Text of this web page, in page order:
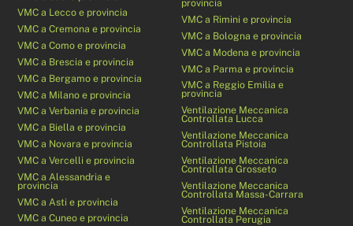
VMC a Lecco e provincia
VMC a Cremona e provincia
VMC a Como e provincia
VMC a Brescia e provincia
VMC a Bergamo e provincia
VMC a Milano e provincia
VMC a Verbania e provincia
VMC a Biella e provincia
VMC a Novara e provincia
VMC a Vercelli e provincia
VMC a Alessandria e
provincia
VMC a Asti e provincia
VMC a Cuneo e provincia
provincia
VMC a Rimini e provincia
VMC a Bologna e provincia
VMC a Modena e provincia
VMC a Parma e provincia
VMC a Reggio Emilia e
provincia
Ventilazione Meccanica
Controllata Lucca
Ventilazione Meccanica
Controllata Pistoia
Ventilazione Meccanica
Controllata Grosseto
Ventilazione Meccanica
Controllata Massa-Carrara
Ventilazione Meccanica
Controllata Perugia